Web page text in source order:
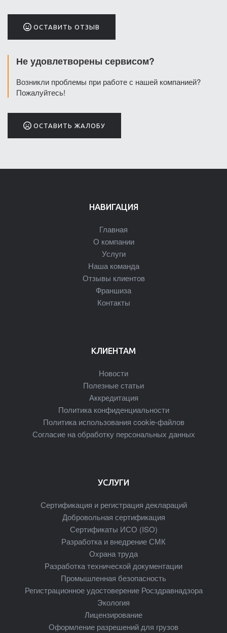
ОСТАВИТЬ ОТЗЫВ
Не удовлетворены сервисом?
Возникли проблемы при работе с нашей компанией?
Пожалуйтесь!
ОСТАВИТЬ ЖАЛОБУ
НАВИГАЦИЯ
Главная
О компании
Услуги
Наша команда
Отзывы клиентов
Франшиза
Контакты
КЛИЕНТАМ
Новости
Полезные статьи
Аккредитация
Политика конфиденциальности
Политика использования cookie-файлов
Согласие на обработку персональных данных
УСЛУГИ
Сертификация и регистрация деклараций
Добровольная сертификация
Сертификаты ИСО (ISO)
Разработка и внедрение СМК
Охрана труда
Разработка технической документации
Промышленная безопасность
Регистрационное удостоверение Росздравнадзора
Экология
Лицензирование
Оформление разрешений для грузов